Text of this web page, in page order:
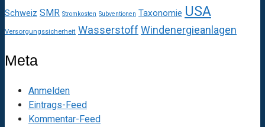
Schweiz SMR Stromkosten Subventionen Taxonomie USA
Versorgungssicherheit Wasserstoff Windenergieanlagen
Meta
Anmelden
Eintrags-Feed
Kommentar-Feed